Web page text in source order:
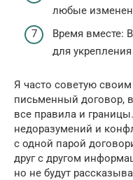
любые
Время вместе:
для
Я часто советую
письменный договор,
все правила и
недоразумений и
с одной парой
друг с другом
но не будут